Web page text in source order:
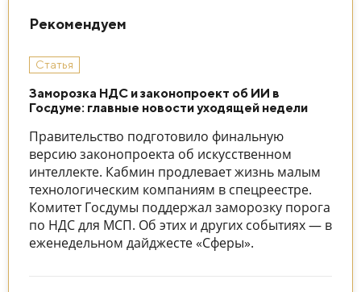
Рекомендуем
Статья
Заморозка НДС и законопроект об ИИ в
Госдуме: главные новости уходящей недели
Правительство подготовило финальную
версию законопроекта об искусственном
интеллекте. Кабмин продлевает жизнь малым
технологическим компаниям в спецреестре.
Комитет Госдумы поддержал заморозку порога
по НДС для МСП. Об этих и других событиях — в
еженедельном дайджесте «Сферы».